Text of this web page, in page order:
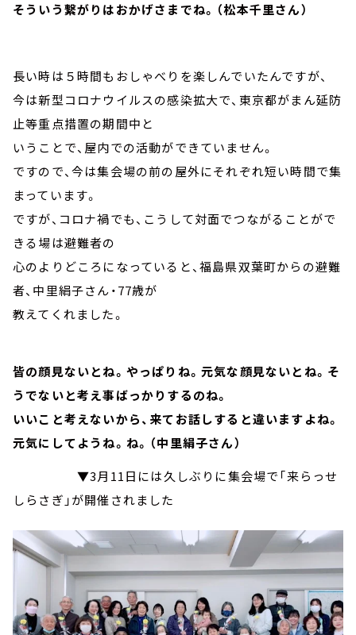
そういう繋がりはおかげさまでね。（松本千里さん）
長い時は５時間もおしゃべりを楽しんでいたんですが、
今は新型コロナウイルスの感染拡大で、東京都がまん延防
止等重点措置の期間中と
いうことで、屋内での活動ができていません。
ですので、今は集会場の前の屋外にそれぞれ短い時間で集
まっています。
ですが、コロナ禍でも、こうして対面でつながることがで
きる場は避難者の
心のよりどころになっていると、福島県双葉町からの避難
者、中里絹子さん・77歳が
教えてくれました。
皆の顔見ないとね。やっぱりね。元気な顔見ないとね。そ
うでないと考え事ばっかりするのね。
いいこと考えないから、来てお話しすると違いますよね。
元気にしてようね。ね。（中里絹子さん）
▼3月11日には久しぶりに集会場で「来らっせ
しらさぎ」が開催されました